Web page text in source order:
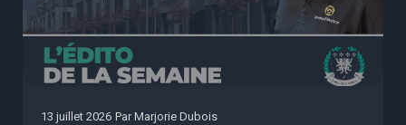
13 juillet 2026 Par Marjorie Dubois